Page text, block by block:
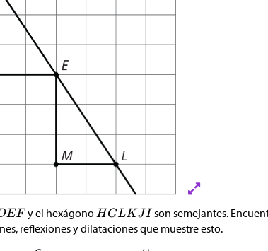
y el hexágono
son semejantes.
reflexiones y dilataciones que muestre esto.